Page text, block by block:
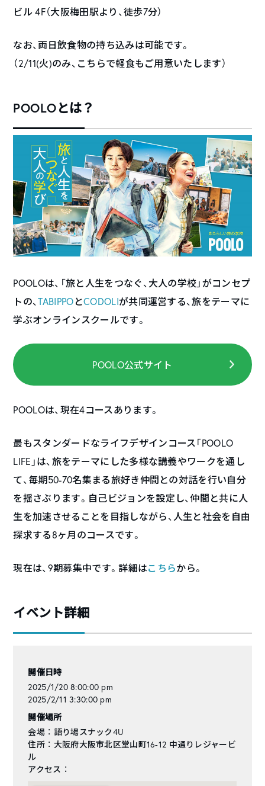
ビル 4F（大阪梅田駅より、徒歩7分）
なお、両日飲食物の持ち込みは可能です。
（2/11(火)のみ、こちらで軽食もご用意いたします）
POOLOとは？
POOLOは、「旅と人生をつなぐ、大人の学校」がコンセプ
トの、TABIPPOとCODOLIが共同運営する、旅をテーマに
学ぶオンラインスクールです。
POOLO公式サイト
POOLOは、現在4コースあります。
最もスタンダードなライフデザインコース「POOLO
LIFE」は、旅をテーマにした多様な講義やワークを通し
て、毎期50-70名集まる旅好き仲間との対話を行い自分
を揺さぶります。自己ビジョンを設定し、仲間と共に人
生を加速させることを目指しながら、人生と社会を自由
探求する8ヶ月のコースです。
現在は、9期募集中です。詳細はこちらから。
イベント詳細
開催日時
2025/1/20 8:00:00 pm
2025/2/11 3:30:00 pm
開催場所
会場 ： 語り場スナック4U
住所 ： 大阪府大阪市北区堂山町16-12 中通りレジャービ
ル
アクセス ：